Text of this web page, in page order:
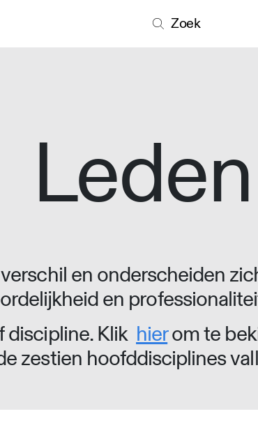
Zoek
Leden
en onderscheiden
en
discipline. Klik hierom te
zestien hoofddisciplines